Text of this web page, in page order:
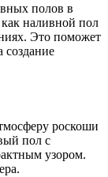
полов в
наливной пол
Это поможет
создание
роскоши
пол с
узором.